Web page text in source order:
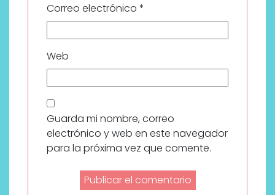
Correo electrónico *
Web
Guarda mi nombre, correo
electrónico y web en este navegador
para la próxima vez que comente.